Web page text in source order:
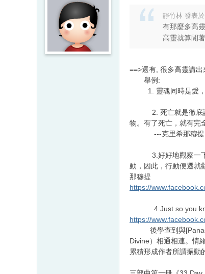
靜竹林 發表
有那麼多高
高靈就算閒
==>還有, 很多高靈講出
舉例:
1. 靈魂同時是愛，也
2. 死亡就是徹底讓心
物。有了死亡，就有完
---克里希那穆提
3.好好地觀察一下自
動，因此，行動便遷就
那穆提
https://
4.Just so you
https://
後學查到與[Panache
Divine）相通相連。情
累積形成作者所謂振動